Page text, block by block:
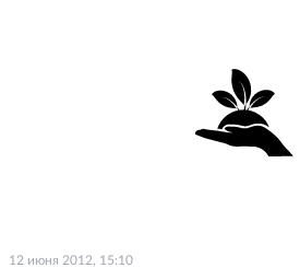
12 июня 2012, 15:10